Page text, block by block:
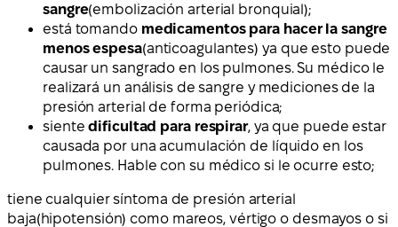
sangre(embolización arterial bronquial);
está tomando medicamentos para hacer la sangre
menos espesa(anticoagulantes) ya que esto puede
causar un sangrado en los pulmones. Su médico le
realizará un análisis de sangre y mediciones de la
presión arterial de forma periódica;
sientedificultad para respirar, ya que puede estar
causada por una acumulación de líquido en los
pulmones. Hable con su médico si le ocurre esto;
tiene cualquier síntoma de presión arterial
baja(hipotensión) como mareos, vértigo o desmayos o si